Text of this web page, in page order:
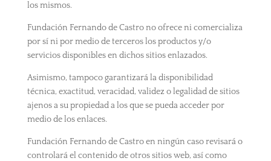
los mismos.
Fundación Fernando de Castro no ofrece ni comercializa
por sí ni por medio de terceros los productos y/o
servicios disponibles en dichos sitios enlazados.
Asimismo, tampoco garantizará la disponibilidad
técnica, exactitud, veracidad, validez o legalidad de sitios
ajenos a su propiedad a los que se pueda acceder por
medio de los enlaces.
Fundación Fernando de Castro en ningún caso revisará o
controlará el contenido de otros sitios web, así como